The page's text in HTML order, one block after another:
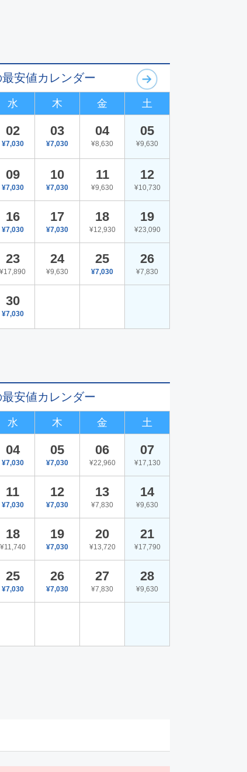
安値カレンダー
水 木 金 土
02
¥7,030
03
¥7,030
04
¥8,630
05
¥9,630
09
¥7,030
10
¥7,030
11
¥9,630
12
¥10,730
16
¥7,030
17
¥7,030
18
¥12,930
19
¥23,090
23
¥17,890
24
¥9,630
25
¥7,030
26
¥7,830
30
¥7,030
安値カレンダー
水 木 金 土
04
¥7,030
05
¥7,030
06
¥22,960
07
¥17,130
11
¥7,030
12
¥7,030
13
¥7,830
14
¥9,630
18
¥11,740
19
¥7,030
20
¥13,720
21
¥17,790
25
¥7,030
26
¥7,030
27
¥7,830
28
¥9,630